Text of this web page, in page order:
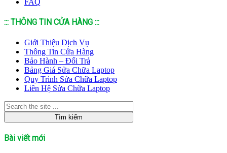
FAQ
::: THÔNG TIN CỬA HÀNG :::
Giới Thiệu Dịch Vụ
Thông Tin Cửa Hàng
Bảo Hành – Đổi Trả
Bảng Giá Sửa Chữa Laptop
Quy Trình Sửa Chữa Laptop
Liên Hệ Sửa Chữa Laptop
Bài viết mới